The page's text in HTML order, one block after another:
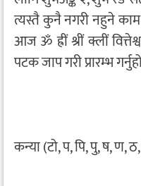
त्यस्तै कुनै नगरी नहुने
आज ॐ ह्रीं श्रीं क्लीं
पटक जाप गरी प्रारम्भ
कन्या (टो, प, पि, पु, ष, ण,